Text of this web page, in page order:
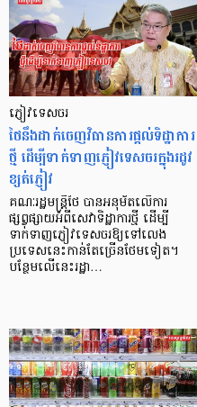
ភ្ញៀវទេសចរ
ថៃនឹងដាក់ចេញវិធានការផ្ដល់ទិដ្ឋាការ
ថ្មី ដើម្បីទាក់ទាញភ្ញៀវទេសចរក្នុងរដូវ
ខ្សត់ភ្ញៀវ
គណៈរដ្ឋមន្ត្រីថៃ បានអនុម័តលើការ
ផ្សព្វផ្សាយអំពីសេវាទិដ្ឋាការថ្មី ដើម្បី
ទាក់ទាញភ្ញៀវទេសចរឱ្យទៅលេង
ប្រទេសនេះកាន់តែច្រើនថែមទៀត។
បន្ថែមលើនេះរដ្ឋា…